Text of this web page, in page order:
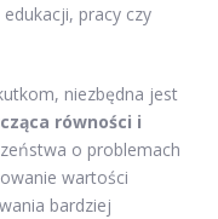
pracy czy
niezbędna jest
równości i
o problemach
wartości
bardziej